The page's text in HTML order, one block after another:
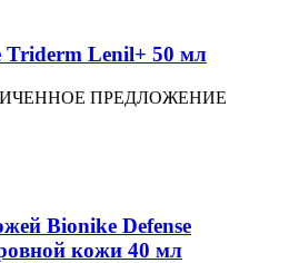
Triderm Lenil+ 50 мл
ПРЕДЛОЖЕНИЕ
Bionike Defense
кожи 40 мл